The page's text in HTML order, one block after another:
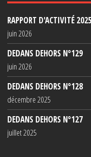
RAPPORT D'ACTIVITÉ 2025
juin 2026
DEDANS DEHORS N°129
juin 2026
DEDANS DEHORS N°128
décembre 2025
DEDANS DEHORS N°127
juillet 2025